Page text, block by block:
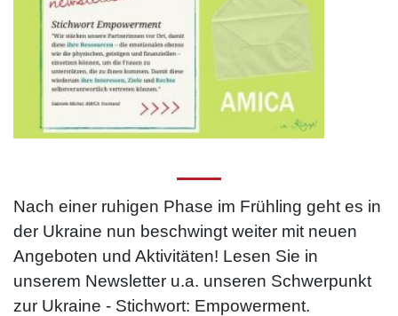
Nach einer ruhigen Phase im Frühling geht es in
der Ukraine nun beschwingt weiter mit neuen
Angeboten und Aktivitäten! Lesen Sie in
unserem Newsletter u.a. unseren Schwerpunkt
zur Ukraine - Stichwort: Empowerment.